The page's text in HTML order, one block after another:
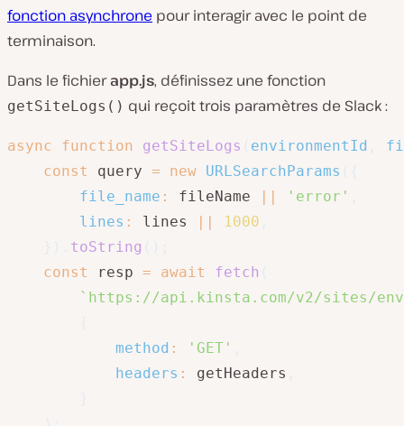
fonction asynchrone pour interagir avec le point de
terminaison.
Dans le fichierapp.js, définissez une fonction
getSiteLogs() qui reçoit trois paramètres de Slack :
async function getSiteLogs environmentId
const
query = new URLSearchParams
file_name : fileName 'error'
lines : lines 1000
toString
const
resp = await fetch
` https://api.kinsta.com/v2/sites/
method : 'GET'
headers : getHeaders